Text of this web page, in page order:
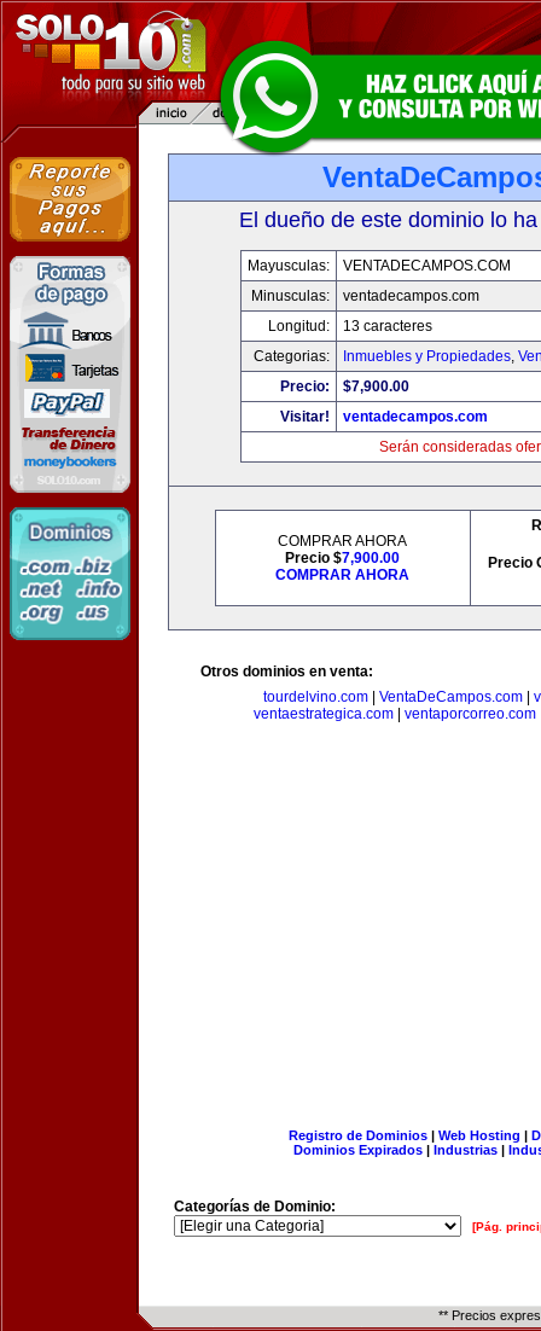
El dueño de este dominio lo
Mayusculas:
VENTADECAMPOS.COM
Minusculas:
ventadecampos.com
Longitud:
13 caracteres
Categorias:
Inmuebles y Propiedades,
Precio:
$7,900.00
Visitar!
ventadecampos.com
Serán consideradas
COMPRAR AHORA
Precio $7,900.00
COMPRAR AHORA
Precio
Otros dominios en venta:
tourdelvino.com| VentaDeCampos.com|
ventaestrategica.com| ventaporcorreo.com
Registro de Dominios| Web Hosting |
Dominios Expirados | Industrias |
Categorías de Dominio:
[Pág.
** Precios